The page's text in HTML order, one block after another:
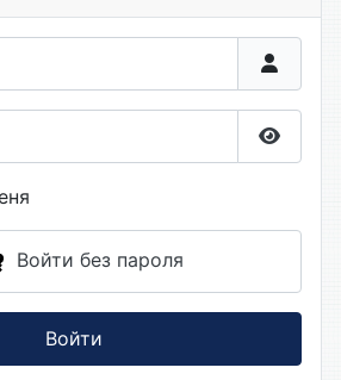
Войти без пароля
Войти